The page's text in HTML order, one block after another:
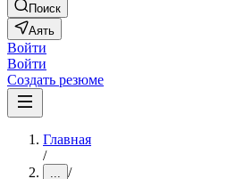
Поиск
Аять
Войти
Войти
Создать резюме
Главная
/
... /